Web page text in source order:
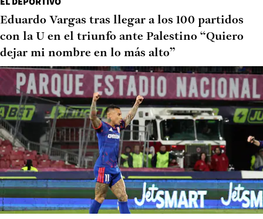
Eduardo Vargas tras llegar a los 100 partidos
con la U en el triunfo ante Palestino “Quiero
dejar mi nombre en lo más alto”